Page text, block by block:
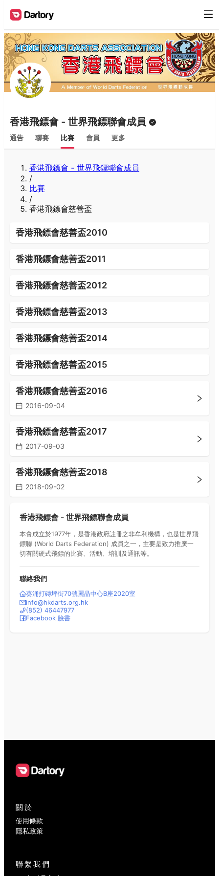
香港飛鏢會 - 世界飛鏢聯會成員
通告 聯賽 比賽 會員 更多
香港飛鏢會 - 世界飛鏢聯會成員
/
比賽
/
香港飛鏢會慈善盃
香港飛鏢會慈善盃2010
香港飛鏢會慈善盃2011
香港飛鏢會慈善盃2012
香港飛鏢會慈善盃2013
香港飛鏢會慈善盃2014
香港飛鏢會慈善盃2015
香港飛鏢會慈善盃2016
2016-09-04
香港飛鏢會慈善盃2017
2017-09-03
香港飛鏢會慈善盃2018
2018-09-02
香港飛鏢會 - 世界飛鏢聯會成員
本會成立於1977年，是香港政府註冊之非牟利機構，也是世界飛
鏢聯 (World Darts Federation) 成員之一，主要是致力推廣一
切有關硬式飛鏢的比賽、活動、培訓及通訊等。
聯絡我們
葵涌打磚坪街70號麗晶中心B座2020室
info@hkdarts.org.hk
(852) 46447977
Facebook 臉書
關於
使用條款
隱私政策
聯繫我們